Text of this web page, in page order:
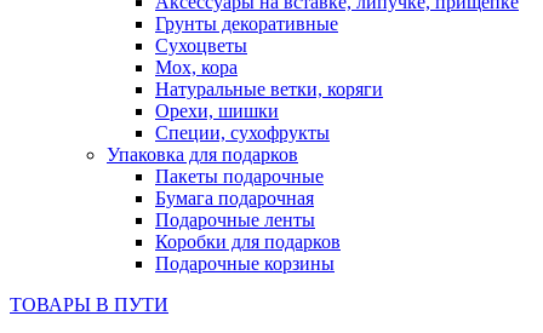
Грунты декоративные
Сухоцветы
Мох, кора
Натуральные ветки, коряги
Орехи, шишки
Специи, сухофрукты
Упаковка для подарков
Пакеты подарочные
Бумага подарочная
Подарочные ленты
Коробки для подарков
Подарочные корзины
ТОВАРЫ В ПУТИ